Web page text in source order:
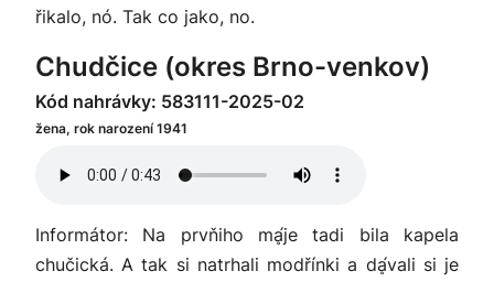
řikalo, nó. Tak co jako, no.
Chudčice (okres Brno-venkov)
Kód nahrávky: 583111-2025-02
žena, rok narození 1941
Informátor: Na prvňiho mḁ́je tadi bila kapela
chučická. A tak si natrhali modřínki a dḁ́vali si je